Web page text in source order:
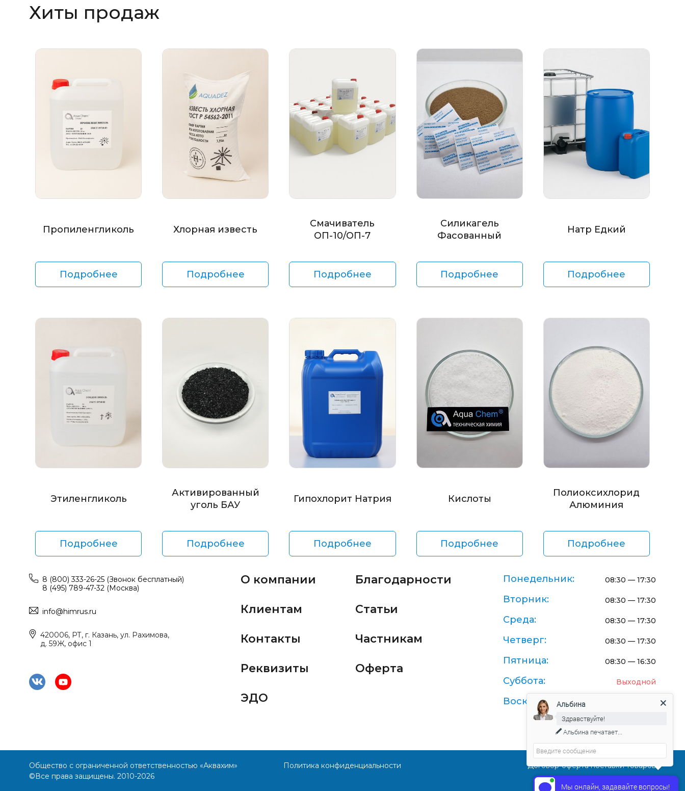
Хиты продаж
Пропиленгликоль
Подробнее
Хлорная известь
Подробнее
Смачиватель
ОП-10/ОП-7
Подробнее
Силикагель
Фасованный
Подробнее
Натр Едкий
Подробнее
Этиленгликоль
Подробнее
Активированный
уголь БАУ
Подробнее
Гипохлорит Натрия
Подробнее
Кислоты
Подробнее
Полиоксихлорид
Алюминия
Подробнее
8 (800) 333-26-25 (Звонок бесплатный)
8 (495) 789-47-32 (Москва)
info@himrus.ru
420006, РТ, г. Казань, ул. Рахимова,
д. 59Ж, офис 1
О компании
Клиентам
Контакты
Реквизиты
ЭДО
Благодарности
Статьи
Частникам
Оферта
Понедельник: 08:30 — 17:30
Вторник: 08:30 — 17:30
Среда: 08:30 — 17:30
Четверг: 08:30 — 17:30
Пятница: 08:30 — 16:30
Суббота: Выходной
Воскресенье:
Общество с ограниченной ответственностью «Аквахим»
©Все права защищены. 2010-2026
Политика конфиденциальности Договор-оферта поставки товаров
Мы онлайн, задавайте вопросы!
Альбина
Здравствуйте!
Альбина печатает...